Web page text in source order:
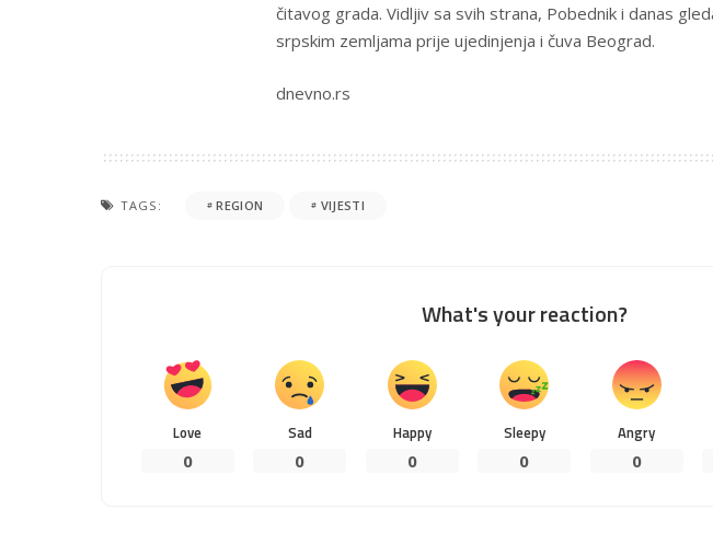
čitavog grada. Vidljiv sa svih strana, Pobednik i danas
srpskim zemljama prije ujedinjenja i čuva Beograd.
dnevno.rs
TAGS: REGION VIJESTI
What's your reaction?
Love
0
Sad
0
Happy
0
Sleepy
0
Angry
0